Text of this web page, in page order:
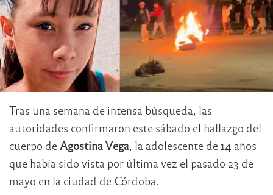
Tras una semana de intensa búsqueda, las
autoridades confirmaron este sábado el hallazgo del
cuerpo de Agostina Vega, la adolescente de 14 años
que había sido vista por última vez el pasado 23 de
mayo en la ciudad de Córdoba.